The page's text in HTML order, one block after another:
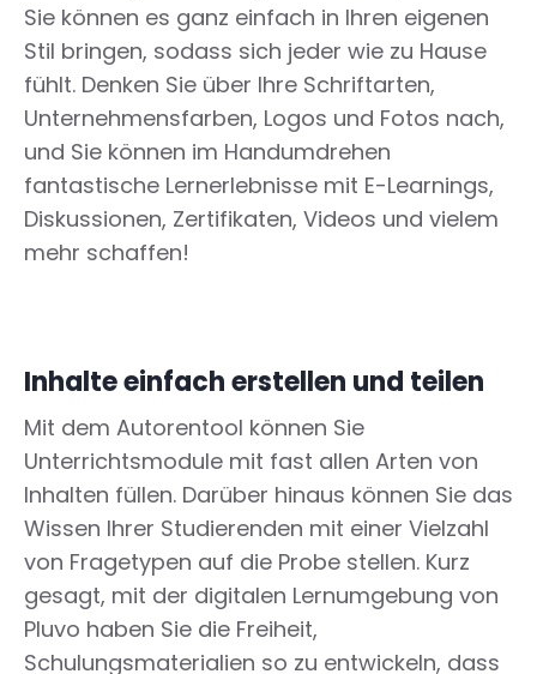
Sie können es ganz einfach in Ihren eigenen
Stil bringen, sodass sich jeder wie zu Hause
fühlt. Denken Sie über Ihre Schriftarten,
Unternehmensfarben, Logos und Fotos nach,
und Sie können im Handumdrehen
fantastische Lernerlebnisse mit E-Learnings,
Diskussionen, Zertifikaten, Videos und vielem
mehr schaffen!
Inhalte einfach erstellen und teilen
Mit dem Autorentool können Sie
Unterrichtsmodule mit fast allen Arten von
Inhalten füllen. Darüber hinaus können Sie das
Wissen Ihrer Studierenden mit einer Vielzahl
von Fragetypen auf die Probe stellen. Kurz
gesagt, mit der digitalen Lernumgebung von
Pluvo haben Sie die Freiheit,
Schulungsmaterialien so zu entwickeln, dass